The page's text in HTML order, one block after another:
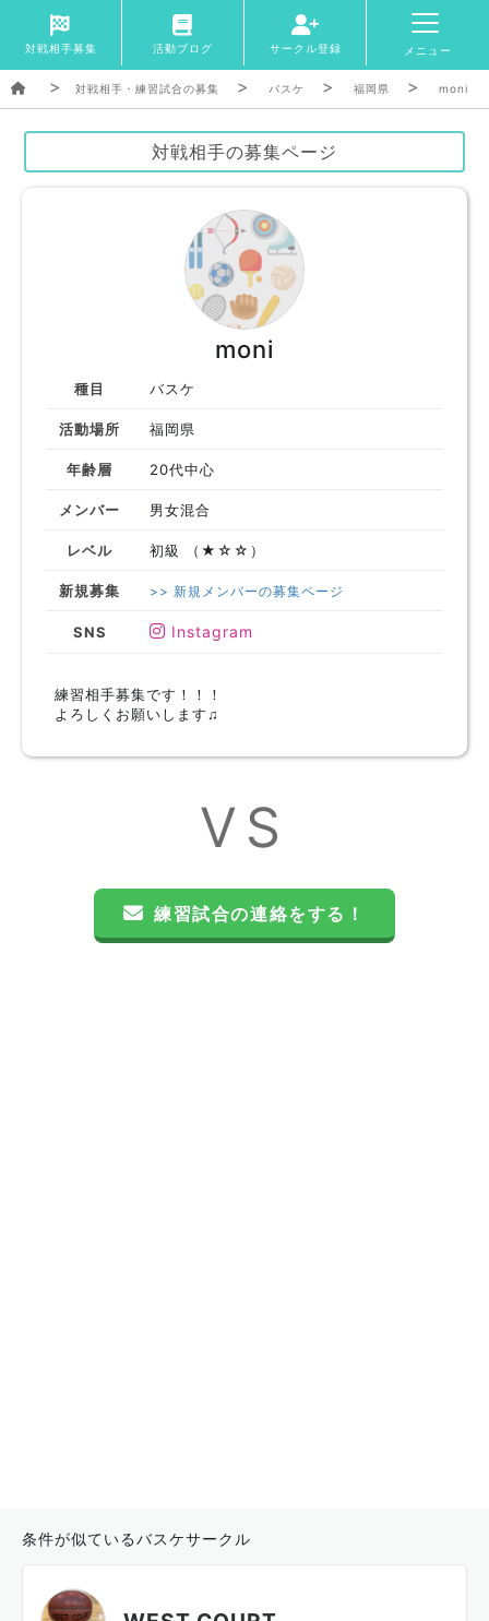
対戦相手募集 活動ブログ サークル登録 メニュー
対戦相手・練習試合の募集 バスケ 福岡県 moni
対戦相手の募集ページ
moni
種目 バスケ
活動場所 福岡県
年齢層 20代中心
メンバー 男女混合
レベル 初級 （★☆☆）
新規募集 >> 新規メンバーの募集ページ
SNS Instagram
練習相手募集です！！！
よろしくお願いします♫
VS
練習試合の連絡をする！
条件が似ているバスケサークル